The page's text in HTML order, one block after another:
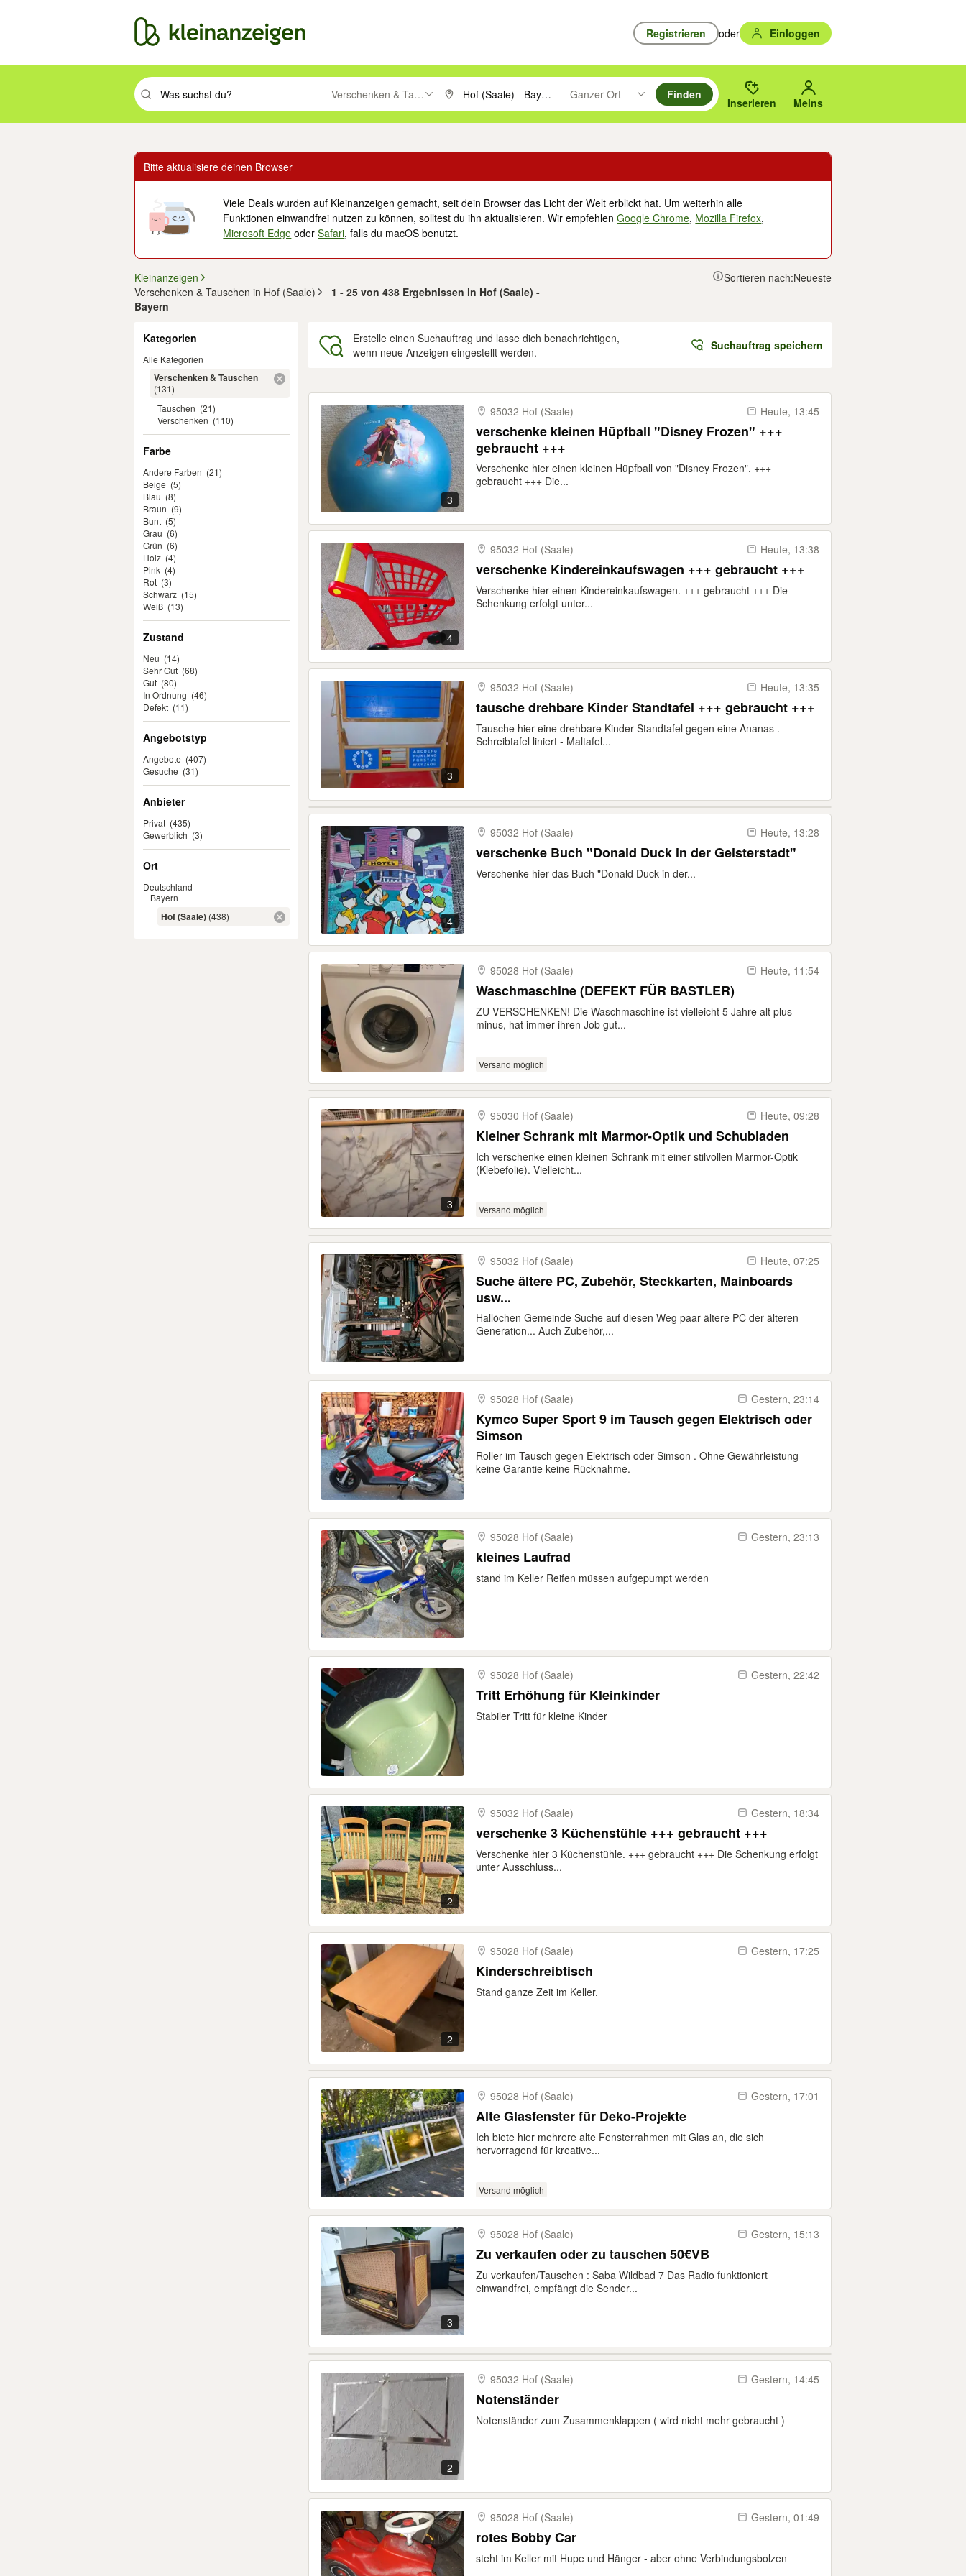
Registrieren oder Einloggen
Suchbegriff eingeben. Eingabetaste drücken um zu suchen, oder Vorschläge mit den Pfeiltasten nach oben/unten durchsuchen und mit Eingabetaste auswählen.
Verschenken & TauschenPLZ oder Ort eingeben. Eingabetaste drücken um zu suchen, oder Vorschläge mit den Pfeiltasten nach oben/
Ganzer Ort
Suche im Umkreis des gewählten Orts oder PLZ.
Finden
Inserieren Meins
Bitte aktualisiere deinen Browser
Viele Deals wurden auf Kleinanzeigen gemacht, seit dein Browser das Licht der Welt erblickt hat. Um weiterhin alle
Funktionen einwandfrei nutzen zu können, solltest du ihn aktualisieren. Wir empfehlenGoogle Chrome, Mozilla Firefox,
Microsoft Edge oderSafari, falls du macOS benutzt.
Kleinanzeigen
Verschenken & Tauschen in Hof (Saale)
1 - 25 von 438 Ergebnissen in Hof (Saale) -
Bayern
Sortieren nach:Neueste
Kategorien
Alle Kategorien
Verschenken & Tauschen
(131)
Tauschen (21)
Verschenken (110)
Farbe
Andere Farben (21)
Beige (5)
Blau (8)
Braun (9)
Bunt (5)
Grau (6)
Grün (6)
Holz (4)
Pink (4)
Rot (3)
Schwarz (15)
Weiß (13)
Zustand
Neu (14)
Sehr Gut (68)
Gut (80)
In Ordnung (46)
Defekt (11)
Angebotstyp
Angebote (407)
Gesuche (31)
Anbieter
Privat (435)
Gewerblich (3)
Ort
Deutschland
Bayern
Hof (Saale) (438)
Erstelle einen Suchauftrag und lasse dich benachrichtigen,
wenn neue Anzeigen eingestellt werden.
Suchauftrag speichern
3
95032 Hof (Saale) Heute, 13:45
verschenke kleinen Hüpfball "Disney Frozen" +++
gebraucht +++
Verschenke hier einen kleinen Hüpfball von "Disney Frozen". +++
gebraucht +++ Die...
4
95032 Hof (Saale) Heute, 13:38
verschenke Kindereinkaufswagen +++ gebraucht +++
Verschenke hier einen Kindereinkaufswagen. +++ gebraucht +++ Die
Schenkung erfolgt unter...
3
95032 Hof (Saale) Heute, 13:35
tausche drehbare Kinder Standtafel +++ gebraucht +++
Tausche hier eine drehbare Kinder Standtafel gegen eine Ananas . -
Schreibtafel liniert - Maltafel...
4
95032 Hof (Saale) Heute, 13:28
verschenke Buch "Donald Duck in der Geisterstadt"
Verschenke hier das Buch "Donald Duck in der...
95028 Hof (Saale) Heute, 11:54
Waschmaschine (DEFEKT FÜR BASTLER)
ZU VERSCHENKEN! Die Waschmaschine ist vielleicht 5 Jahre alt plus
minus, hat immer ihren Job gut...
Versand möglich
3
95030 Hof (Saale) Heute, 09:28
Kleiner Schrank mit Marmor-Optik und Schubladen
Ich verschenke einen kleinen Schrank mit einer stilvollen Marmor-Optik
(Klebefolie). Vielleicht...
Versand möglich
95032 Hof (Saale) Heute, 07:25
Suche ältere PC, Zubehör, Steckkarten, Mainboards
usw...
Hallöchen Gemeinde Suche auf diesen Weg paar ältere PC der älteren
Generation... Auch Zubehör,...
95028 Hof (Saale) Gestern, 23:14
Kymco Super Sport 9 im Tausch gegen Elektrisch oder
Simson
Roller im Tausch gegen Elektrisch oder Simson . Ohne Gewährleistung
keine Garantie keine Rücknahme.
95028 Hof (Saale) Gestern, 23:13
kleines Laufrad
stand im Keller Reifen müssen aufgepumpt werden
95028 Hof (Saale) Gestern, 22:42
Tritt Erhöhung für Kleinkinder
Stabiler Tritt für kleine Kinder
2
95032 Hof (Saale) Gestern, 18:34
verschenke 3 Küchenstühle +++ gebraucht +++
Verschenke hier 3 Küchenstühle. +++ gebraucht +++ Die Schenkung erfolgt
unter Ausschluss...
2
95028 Hof (Saale) Gestern, 17:25
Kinderschreibtisch
Stand ganze Zeit im Keller.
95028 Hof (Saale) Gestern, 17:01
Alte Glasfenster für Deko-Projekte
Ich biete hier mehrere alte Fensterrahmen mit Glas an, die sich
hervorragend für kreative...
Versand möglich
3
95028 Hof (Saale) Gestern, 15:13
Zu verkaufen oder zu tauschen 50€VB
Zu verkaufen/Tauschen : Saba Wildbad 7 Das Radio funktioniert
einwandfrei, empfängt die Sender...
2
95032 Hof (Saale) Gestern, 14:45
Notenständer
Notenständer zum Zusammenklappen ( wird nicht mehr gebraucht )
95028 Hof (Saale) Gestern, 01:49
rotes Bobby Car
steht im Keller mit Hupe und Hänger - aber ohne Verbindungsbolzen